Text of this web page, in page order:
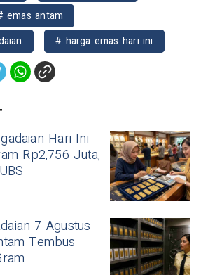
emas antam
# harga emas hari ini
Hari Ini
Rp2,756 Juta,
7 Agustus
Tembus